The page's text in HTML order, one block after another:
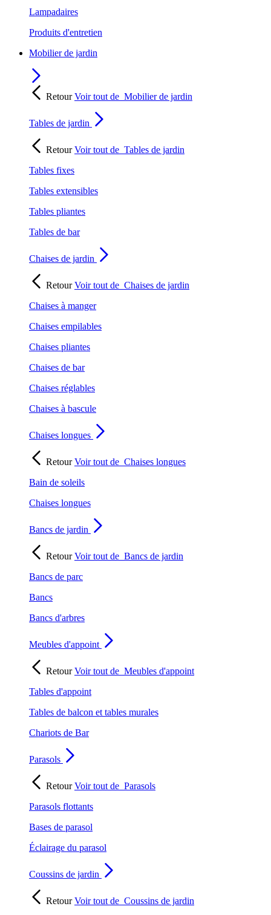
Lampadaires
Produits d'entretien
Mobilier de jardin
RetourVoir tout de Mobilier de jardin
Tables de jardin
RetourVoir tout de Tables de jardin
Tables fixes
Tables extensibles
Tables pliantes
Tables de bar
Chaises de jardin
RetourVoir tout de Chaises de jardin
Chaises à manger
Chaises empilables
Chaises pliantes
Chaises de bar
Chaises réglables
Chaises à bascule
Chaises longues
RetourVoir tout de Chaises longues
Bain de soleils
Chaises longues
Bancs de jardin
RetourVoir tout de Bancs de jardin
Bancs de parc
Bancs
Bancs d'arbres
Meubles d'appoint
RetourVoir tout de Meubles d'appoint
Tables d'appoint
Tables de balcon et tables murales
Chariots de Bar
Parasols
RetourVoir tout de Parasols
Parasols flottants
Bases de parasol
Éclairage du parasol
Coussins de jardin
RetourVoir tout de Coussins de jardin